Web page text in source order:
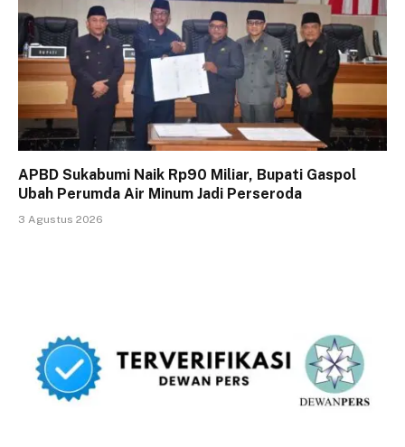
APBD Sukabumi Naik Rp90 Miliar, Bupati Gaspol
Ubah Perumda Air Minum Jadi Perseroda
3 Agustus 2026